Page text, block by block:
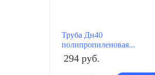
Труба Дн40
полипропиленовая...
294 руб.